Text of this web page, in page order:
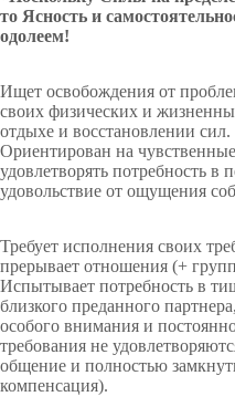
то Ясность и
одолеем!
Ищет освобождения от
своих физических и
отдыхе и восстановлении сил.
Ориентирован на
удовлетворять потребность в
удовольствие от ощущения
Требует исполнения своих
прерывает отношения (+
Испытывает потребность в
близкого преданного
особого внимания и
требования не
общение и полностью
компенсация).